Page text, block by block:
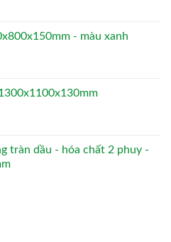
- màu xanh
tràn dầu - hóa chất 2 phuy -